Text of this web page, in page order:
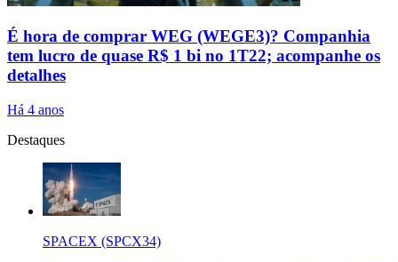
É hora de comprar WEG (WEGE3)? Companhia
tem lucro de quase R$ 1 bi no 1T22; acompanhe os
detalhes
Há 4 anos
Destaques
SPACEX (SPCX34)